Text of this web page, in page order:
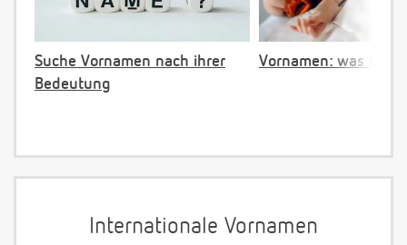
Suche Vornamen nach ihrer
Bedeutung
Vornamen: was ist
Internationale Vornamen